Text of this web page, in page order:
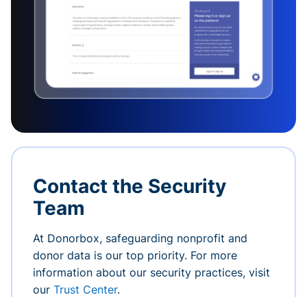
Contact the Security
Team
At Donorbox, safeguarding nonprofit and
donor data is our top priority. For more
information about our security practices, visit
our Trust Center.